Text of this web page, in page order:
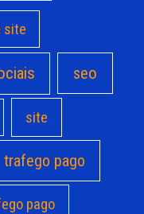
site
seo
site
trafego pago
pago